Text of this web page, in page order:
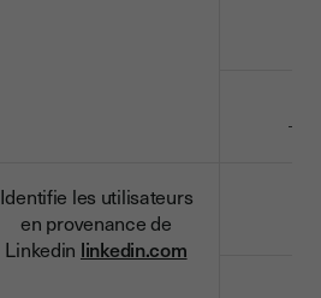
Identifie les utilisateurs
en provenance de
Linkedin linkedin.com